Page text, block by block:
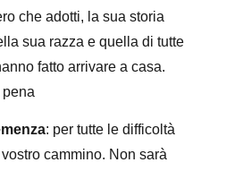
che adotti, la sua storia
sua razza e quella di tutte
fatto arrivare a casa.
pena
: per tutte le difficoltà
cammino. Non sarà